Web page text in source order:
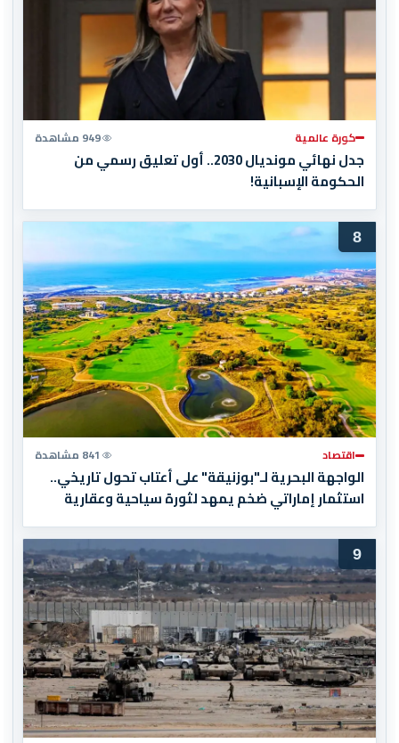
كورة عالمية 949 مشاهدة
جدل نهائي مونديال 2030.. أول تعليق رسمي من
الحكومة الإسبانية!
8
اقتصاد 841 مشاهدة
الواجهة البحرية لـ"بوزنيقة" على أعتاب تحول تاريخي..
استثمار إماراتي ضخم يمهد لثورة سياحية وعقارية
9